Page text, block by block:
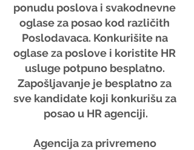
ponudu poslova i svakodnevne
oglase za posao kod različith
Poslodavaca. Konkurišite na
oglase za poslove i koristite HR
usluge potpuno besplatno.
Zapošljavanje je besplatno za
sve kandidate koji konkurišu za
posao u HR agenciji.
Agencija za privremeno